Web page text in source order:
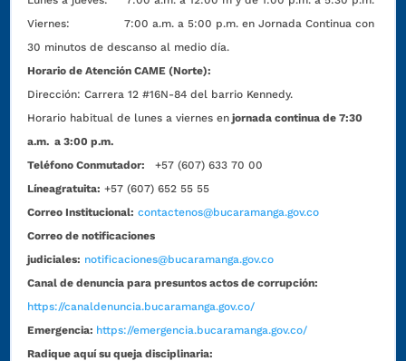
Viernes: 7:00 a.m. a 5:00 p.m. en Jornada Continua con
30 minutos de descanso al medio día.
Horario de Atención CAME (Norte):
Dirección:Carrera 12 #16N-84 del barrio Kennedy.
Horario habitual de lunes a viernes en jornada continua de 7:30
a.m. a 3:00 p.m.
Teléfono Conmutador:
+57 (607) 633 70 00
Líneagratuita: +57 (607) 652 55 55
Correo Institucional: contactenos@bucaramanga.gov.co
Correo de notificaciones
judiciales: notificaciones@bucaramanga.gov.co
Canal de denuncia para presuntos actos de corrupción:
https://canaldenuncia.bucaramanga.gov.co/
Emergencia: https://emergencia.bucaramanga.gov.co/
Radique aquí su queja disciplinaria: